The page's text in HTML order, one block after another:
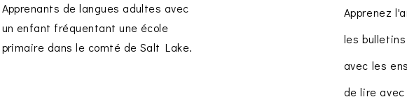
Apprenants de langues adultes avec
un enfant fréquentant une école
primaire dans le comté de Salt Lake.
Apprenez
les
avec les
de lire